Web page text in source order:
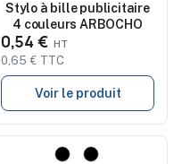
Stylo à bille publicitaire
4 couleurs ARBOCHO
0,54 €
0,65 € TTC
Voir le produit